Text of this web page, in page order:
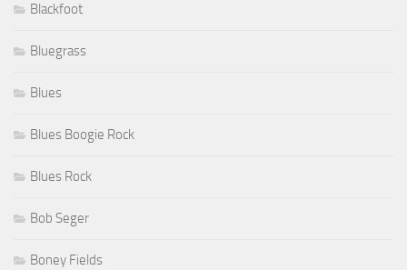
Blackfoot
Bluegrass
Blues
Blues Boogie Rock
Blues Rock
Bob Seger
Boney Fields